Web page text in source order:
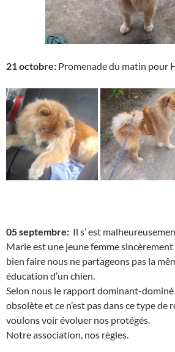
21 octobre: Promenade du matin pour
05 septembre: Il s’ est
Marie est une jeune femme
bien faire nous ne partageons pas la
éducation d’un chien.
Selon nous le rapport dominant-
obsolète et ce n’est pas dans ce type de
voulons voir évoluer nos protégés.
Notre association, nos règles.